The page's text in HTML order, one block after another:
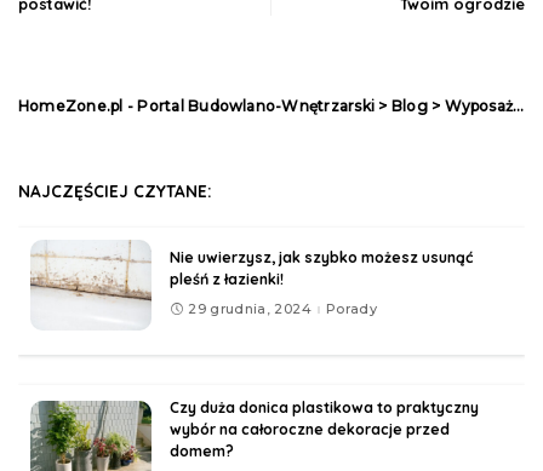
HomeZone.pl - Portal Budowlano-Wnętrzarski > Blog> Wyposażenie
NAJCZĘŚCIEJ CZYTANE:
Nie uwierzysz, jak szybko możesz usunąć
pleśń z łazienki!
29 grudnia, 2024 Porady
Czy duża donica plastikowa to praktyczny
wybór na całoroczne dekoracje przed
domem?